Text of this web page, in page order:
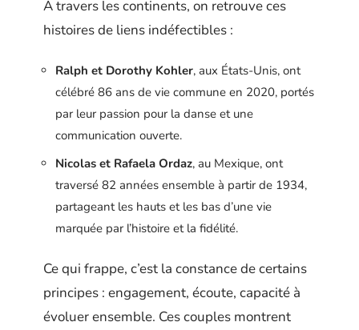
À travers les continents, on retrouve ces
histoires de liens indéfectibles :
Ralph et Dorothy Kohler, aux États-Unis, ont
célébré 86 ans de vie commune en 2020, portés
par leur passion pour la danse et une
communication ouverte.
Nicolas et Rafaela Ordaz, au Mexique, ont
traversé 82 années ensemble à partir de 1934,
partageant les hauts et les bas d’une vie
marquée par l’histoire et la fidélité.
Ce qui frappe, c’est la constance de certains
principes : engagement, écoute, capacité à
évoluer ensemble. Ces couples montrent